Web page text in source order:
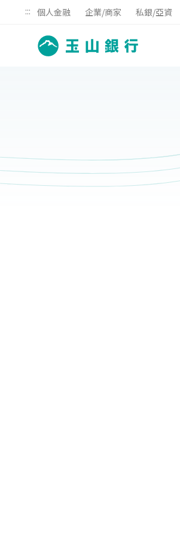
::: 個人金融 企業/商家 私銀/亞資